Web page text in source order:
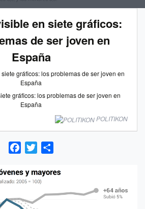
en siete gráficos:
de ser joven en
España
gráficos: los problemas de ser joven en
España
POLITIKON
Facebook
Twitter